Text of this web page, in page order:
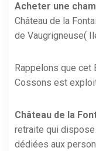
Acheter une
Château de la
de Vaugrigneuse(
Rappelons que cet
Cossons est
Château de la
retraite qui
dédiées aux